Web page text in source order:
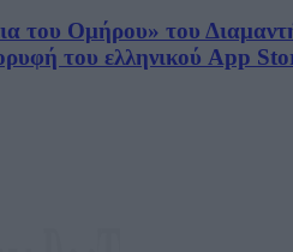
του Ομήρου» του
του ελληνικού App